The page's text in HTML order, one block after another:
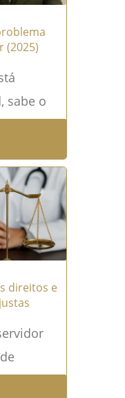
(2025)
sabe o
pode ser
→
direitos e